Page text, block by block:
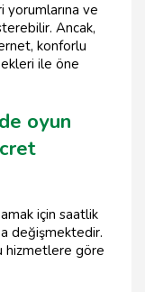
ve
Ancak,
konforlu
ile öne
oyun
için saatlik
değişmektedir.
hizmetlere göre